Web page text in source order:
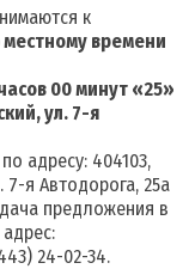
к
местному времени
00 минут «25»
ул. 7-я
адресу: 404103,
7-я Автодорога, 25а
предложения в
24-02-34.